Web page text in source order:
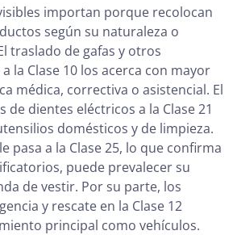
importan porque recolocan
según su naturaleza o
traslado de gafas y otros
la Clase 10 los acerca con mayor
médica, correctiva o asistencial. El
de dientes eléctricos a la Clase 21
domésticos y de limpieza.
pasa a la Clase 25, lo que confirma
puede prevalecer su
de vestir. Por su parte, los
y rescate en la Clase 12
principal como vehículos.